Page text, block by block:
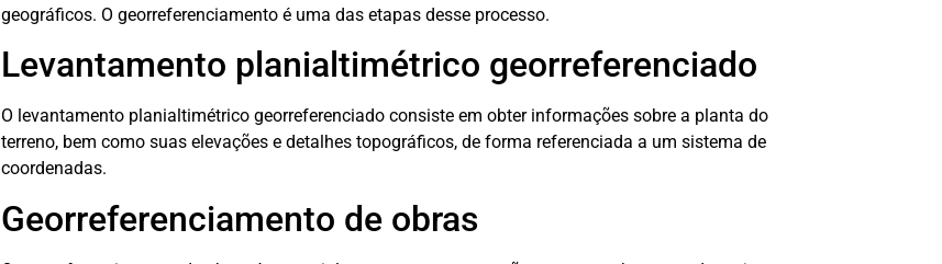
geográficos. O georreferenciamento é uma das etapas desse processo.
Levantamento planialtimétrico georreferenciado
O levantamento planialtimétrico georreferenciado consiste em obter informações sobre a planta do
terreno, bem como suas elevações e detalhes topográficos, de forma referenciada a um sistema de
coordenadas.
Georreferenciamento de obras